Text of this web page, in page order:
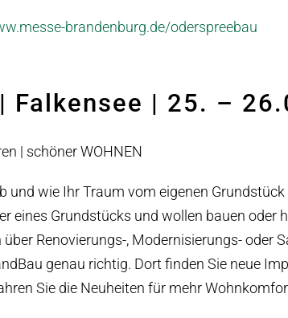
brandenburg.de/oderspreebau
Falkensee | 25. –
| schöner WOHNEN
und wie Ihr Traum vom eigenen
eines Grundstücks und wollen bauen oder
Renovierungs-, Modernisierungs- oder
genau richtig. Dort finden Sie neue
Sie die Neuheiten für mehr